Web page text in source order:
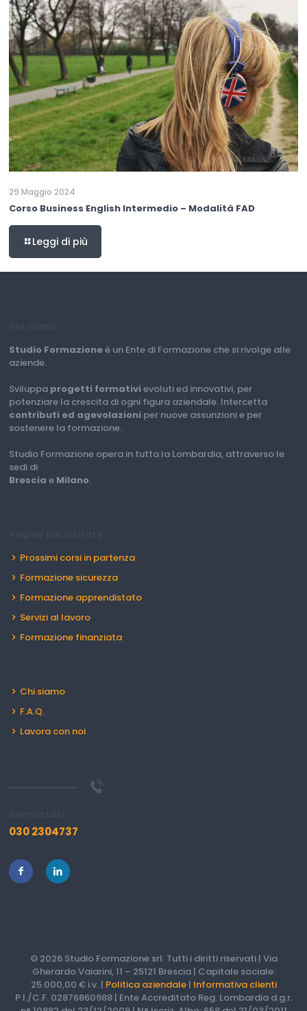
29 Maggio 2024
Corso Business English Intermedio – Modalità FAD
Leggi di più
Studio Formazioneè un Ente di Formazione che si rivolge alle
aziende.
Sviluppa progetti formativi evoluti ed innovativi, per
potenziare la crescita di ogni figura aziendale. Intercetta
contributi ed agevolazioni per nuove assunzioni e per
sostenere la formazione.
Studio Formazione opera in tutta la Lombardia, attraverso le
sedi di
Brescia e Milano.
Prossimi corsi in partenza
Formazione sicurezza
Formazione apprendistato
Servizi al lavoro
Formazione finanziata
Chi siamo
F.A.Q.
Lavora con noi
030 2304737
© 2026 Studio Formazione srl. Tutti i diritti riservati | Via
Gherardo Vaiarini, 11 – 25121 Brescia | Capitale sociale:
25.000,00 € i.v. | Politica aziendale| Informativa clienti
P.I./C.F. 02876860988 | Ente Accreditato Reg. Lombardia d.g.r.